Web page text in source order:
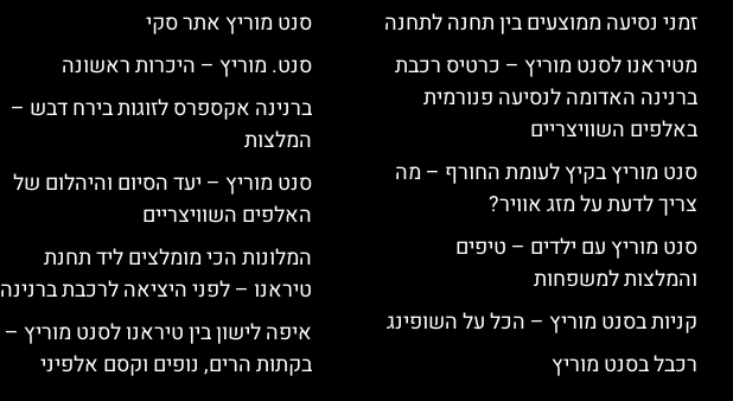
זמני נסיעה ממוצעים בין תחנה לתחנה
מטיראנו לסנט מוריץ – כרטיס רכבת
ברנינה האדומה לנסיעה פנורמית
באלפים השוויצריים
סנט מוריץ בקיץ לעומת החורף – מה
צריך לדעת על מזג אוויר?
סנט מוריץ עם ילדים – טיפים
והמלצות למשפחות
קניות בסנט מוריץ – הכל על השופינג
רכבל בסנט מוריץ
סנט מוריץ אתר סקי
סנט. מוריץ – היכרות ראשונה
ברנינה אקספרס לזוגות בירח דבש –
המלצות
סנט מוריץ – יעד הסיום והיהלום של
האלפים השוויצריים
המלונות הכי מומלצים ליד תחנת
טיראנו – לפני היציאה לרכבת ברנינה
איפה לישון בין טיראנו לסנט מוריץ –
בקתות הרים, נופים וקסם אלפיני